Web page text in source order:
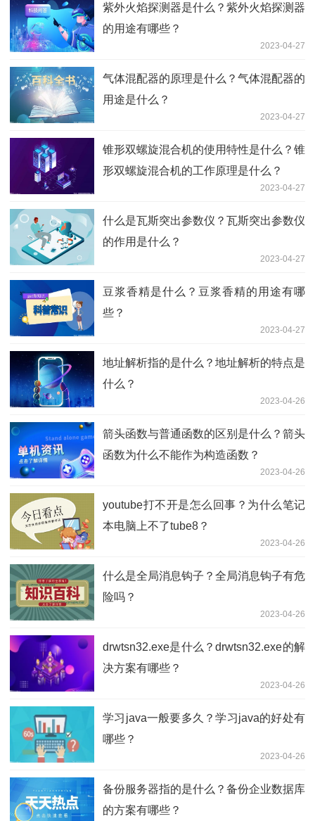
紫外火焰探测器是什么？紫外火焰探测器
的用途有哪些？
2023-04-27
气体混配器的原理是什么？气体混配器的
用途是什么？
2023-04-27
锥形双螺旋混合机的使用特性是什么？锥
形双螺旋混合机的工作原理是什么？
2023-04-27
什么是瓦斯突出参数仪？瓦斯突出参数仪
的作用是什么？
2023-04-27
豆浆香精是什么？豆浆香精的用途有哪
些？
2023-04-27
地址解析指的是什么？地址解析的特点是
什么？
2023-04-26
箭头函数与普通函数的区别是什么？箭头
函数为什么不能作为构造函数？
2023-04-26
youtube打不开是怎么回事？为什么笔记
本电脑上不了tube8？
2023-04-26
什么是全局消息钩子？全局消息钩子有危
险吗？
2023-04-26
drwtsn32.exe是什么？drwtsn32.exe的解
决方案有哪些？
2023-04-26
学习java一般要多久？学习java的好处有
哪些？
2023-04-26
备份服务器指的是什么？备份企业数据库
的方案有哪些？